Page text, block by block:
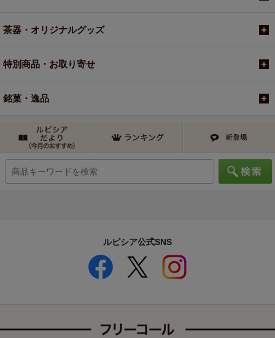
茶器・オリジナルグッズ
特別商品・お取り寄せ
銘菓・逸品
ルピシア公式SNS